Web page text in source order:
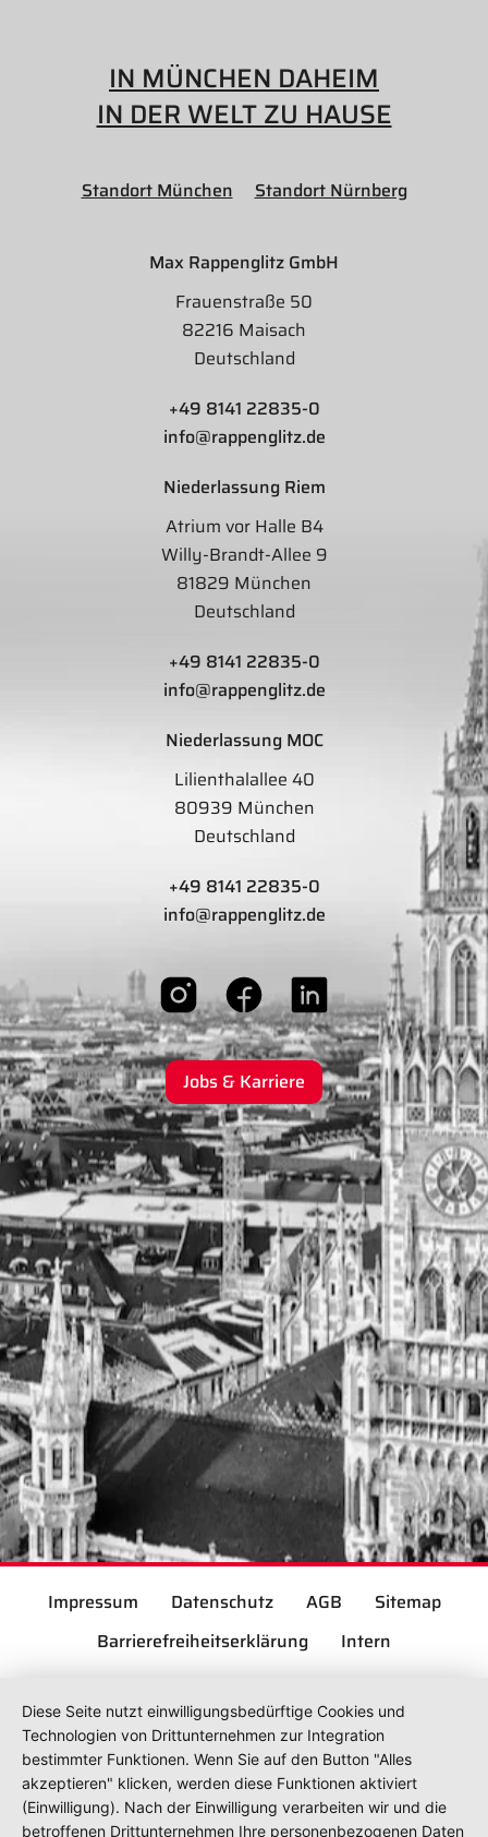
IN MÜNCHEN DAHEIM
IN DER WELT ZU HAUSE
Standort München Standort Nürnberg
Max Rappenglitz GmbH
Frauenstraße 50
82216 Maisach
Deutschland
+49 8141 22835-0
info@rappenglitz.de
Niederlassung Riem
Atrium vor Halle B4
Willy-Brandt-Allee 9
81829 München
Deutschland
+49 8141 22835-0
info@rappenglitz.de
Niederlassung MOC
Lilienthalallee 40
80939 München
Deutschland
+49 8141 22835-0
info@rappenglitz.de
Jobs & Karriere
Impressum Datenschutz AGB
Sitemap
Barrierefreiheitserklärung
Intern
Diese Seite nutzt einwilligungsbedürftige Cookies und
Technologien von Drittunternehmen zur Integration
bestimmter Funktionen. Wenn Sie auf den Button "Alles
akzeptieren" klicken, werden diese Funktionen aktiviert
(Einwilligung). Nach der Einwilligung verarbeiten wir und die
betroffenen Drittunternehmen Ihre personenbezogenen Daten